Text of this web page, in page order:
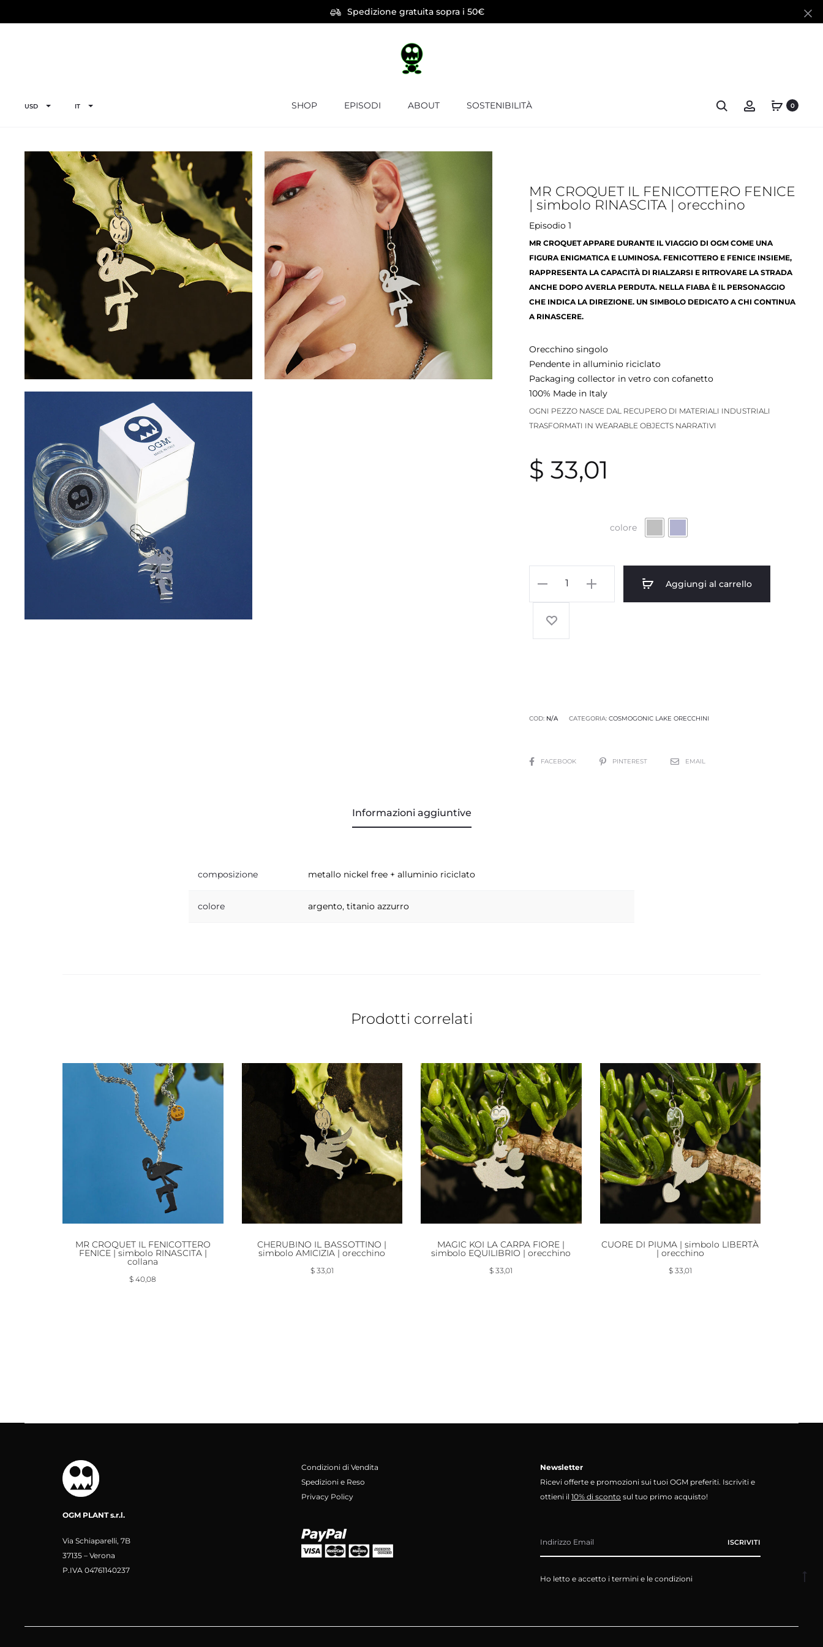
Spedizione gratuita sopra i 50€
USD IT SHOP EPISODI ABOUT SOSTENIBILITÀ 0
MR CROQUET IL FENICOTTERO FENICE
| simbolo RINASCITA | orecchino
Episodio 1
MR CROQUET APPARE DURANTE IL VIAGGIO DI OGM COME UNA
FIGURA ENIGMATICA E LUMINOSA. FENICOTTERO E FENICE INSIEME,
RAPPRESENTA LA CAPACITÀ DI RIALZARSI E RITROVARE LA STRADA
ANCHE DOPO AVERLA PERDUTA. NELLA FIABA È IL PERSONAGGIO
CHE INDICA LA DIREZIONE. UN SIMBOLO DEDICATO A CHI CONTINUA
A RINASCERE.
Orecchino singolo
Pendente in alluminio riciclato
Packaging collector in vetro con cofanetto
100% Made in Italy
OGNI PEZZO NASCE DAL RECUPERO DI MATERIALI INDUSTRIALI
TRASFORMATI IN WEARABLE OBJECTS NARRATIVI
$ 33,01
colore
Aggiungi al carrello
COD: N/A CATEGORIA: COSMOGONIC LAKE ORECCHINI
FACEBOOK PINTEREST EMAIL
Informazioni aggiuntive
composizione metallo nickel free + alluminio riciclato
colore argento, titanio azzurro
Prodotti correlati
MR CROQUET IL FENICOTTERO
FENICE | simbolo RINASCITA |
collana
$ 40,08
CHERUBINO IL BASSOTTINO |
simbolo AMICIZIA | orecchino
$33,01
MAGIC KOI LA CARPA FIORE |
simbolo EQUILIBRIO | orecchino
$ 33,01
CUORE DI PIUMA | simbolo LIBERTÀ
| orecchino
$33,01
OGM PLANT s.r.l.
Via Schiaparelli, 7B
37135 – Verona
P.IVA 04761140237
Condizioni di Vendita
Spedizioni e Reso
Privacy Policy
Newsletter
Ricevi offerte e promozioni sui tuoi OGM preferiti. Iscriviti e
ottieni il 10% di sconto sul tuo primo acquisto!
Ho letto e accetto i termini e le condizioni